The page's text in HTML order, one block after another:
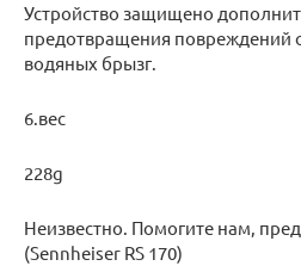
Устройство защищено
предотвращения повреждений
водяных брызг.
6.вес
228g
Неизвестно. Помогите нам,
(Sennheiser RS 170)